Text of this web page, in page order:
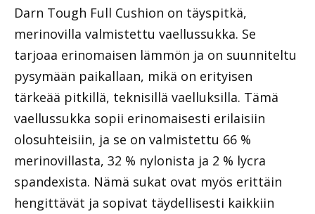
Darn Tough Full Cushion on täyspitkä,
merinovilla valmistettu vaellussukka. Se
tarjoaa erinomaisen lämmön ja on suunniteltu
pysymään paikallaan, mikä on erityisen
tärkeää pitkillä, teknisillä vaelluksilla. Tämä
vaellussukka sopii erinomaisesti erilaisiin
olosuhteisiin, ja se on valmistettu 66 %
merinovillasta, 32 % nylonista ja 2 % lycra
spandexista. Nämä sukat ovat myös erittäin
hengittävät ja sopivat täydellisesti kaikkiin